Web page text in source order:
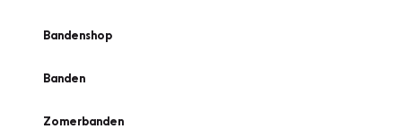
Bandenshop
Banden
Zomerbanden